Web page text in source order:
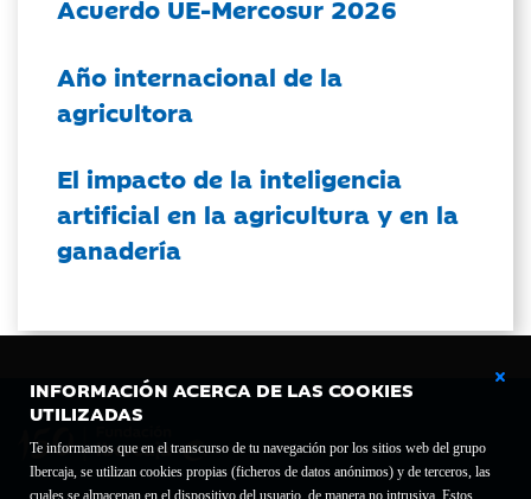
INFORMACIÓN ACERCA DE LAS COOKIES
UTILIZADAS
Te informamos que en el transcurso de tu navegación por los sitios web del grupo
Ibercaja, se utilizan cookies propias (ficheros de datos anónimos) y de terceros, las
cuales se almacenan en el dispositivo del usuario, de manera no intrusiva. Estos
Acuerdo UE-Mercosur 2026
Año internacional de la
agricultora
El impacto de la inteligencia
artificial en la agricultura y en la
ganadería